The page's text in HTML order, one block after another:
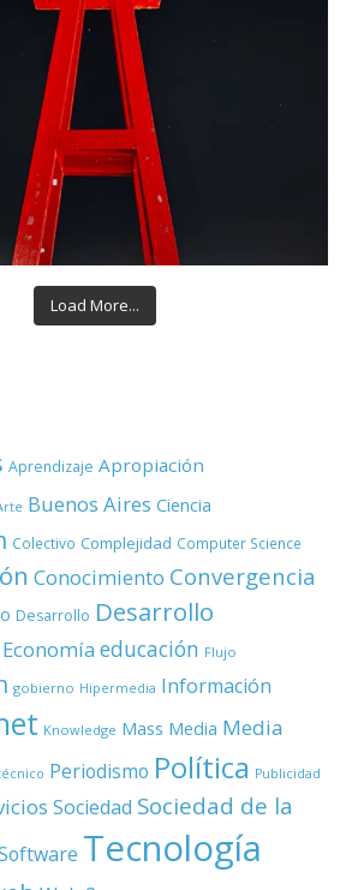
Load More...
Aprendizaje Apropiación
Buenos Aires Ciencia
Colectivo Complejidad Computer Science
Conocimiento Convergencia
Desarrollo Desarrollo
Economía educación Flujo
gobierno Hipermedia Información
Knowledge Mass Media Media
Periodismo Política Publicidad
Sociedad Sociedad de la
Tecnología